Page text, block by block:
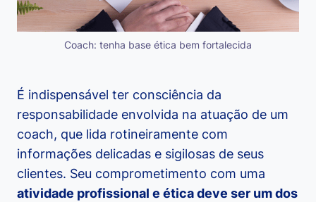
Coach: tenha base ética bem fortalecida
É indispensável ter consciência da
responsabilidade envolvida na atuação de um
coach, que lida rotineiramente com
informações delicadas e sigilosas de seus
clientes. Seu comprometimento com uma
atividade profissional e ética deve ser um dos